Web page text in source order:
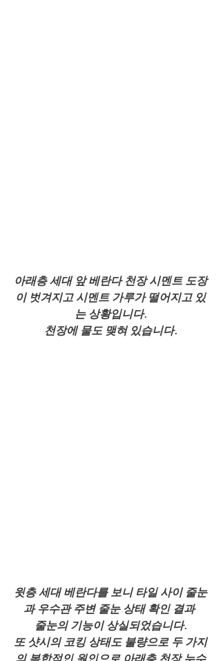
아래층 세대 앞 베란다 천장 시멘트 도장
이 벗겨지고 시멘트 가루가 떨어지고 있
는 상황입니다.
천장에 물도 맺혀 있습니다.
윗층 세대 베란다를 보니 타일 사이 줄눈
과 우수관 주변 줄눈 상태 확인 결과
줄눈의 기능이 상실되었습니다.
또 샷시의 코킹 상태도 불량으로 두 가지
의 복합적인 원인으로 아래층 천장 누수